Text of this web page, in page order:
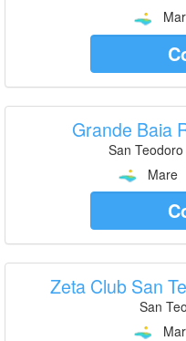
Grande Baia
San
Mare
Zeta Club San
San